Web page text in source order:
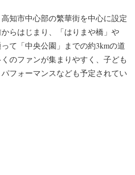
知市中心部の繁華街を中心に設定
らはじまり、「はりまや橋」や
って「中央公園」までの約3kmの道
のファンが集まりやすく、子ども
フォーマンスなども予定されてい